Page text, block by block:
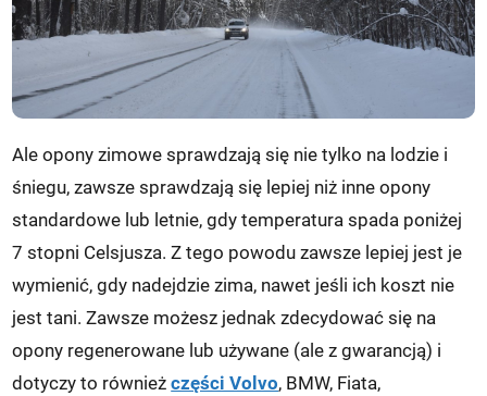
Ale opony zimowe sprawdzają się nie tylko na lodzie i
śniegu, zawsze sprawdzają się lepiej niż inne opony
standardowe lub letnie, gdy temperatura spada poniżej
7 stopni Celsjusza. Z tego powodu zawsze lepiej jest je
wymienić, gdy nadejdzie zima, nawet jeśli ich koszt nie
jest tani. Zawsze możesz jednak zdecydować się na
opony regenerowane lub używane (ale z gwarancją) i
dotyczy to równieżczęści Volvo, BMW, Fiata,